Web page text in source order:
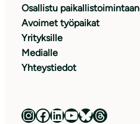
Osallistu paikallistoimintaan
Avoimet työpaikat
Yrityksille
Medialle
Yhteystiedot
Luonnonsuojeluliitto Instagramissa Luonnonsuojeluliitto Facebookissa Luonnonsuojeluliitto LinkedInissä Luonnonsuojeluliiton YouTube-kanava Luonnonsuojeluliitto Blueskyssa Luonnonsuojeluliitto Threadsissa